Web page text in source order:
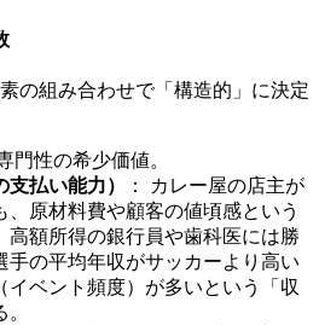
の組み合わせで「構造的」に決定
門性の希少価値。
払い能力）
： カレー屋の店主が
、原材料費や顧客の値頃感という
高額所得の銀行員や歯科医には勝
手の平均年収がサッカーより高い
イベント頻度）が多いという「収